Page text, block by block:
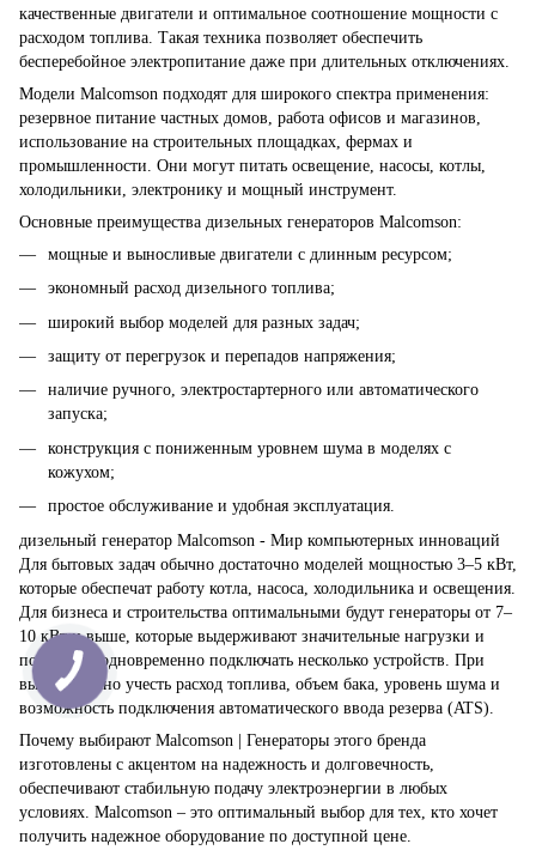
качественные двигатели и оптимальное соотношение мощности с
расходом топлива. Такая техника позволяет обеспечить
бесперебойное электропитание даже при длительных отключениях.
Модели Malcomson подходят для широкого спектра применения:
резервное питание частных домов, работа офисов и магазинов,
использование на строительных площадках, фермах и
промышленности. Они могут питать освещение, насосы, котлы,
холодильники, электронику и мощный инструмент.
Основные преимущества дизельных генераторов Malcomson:
мощные и выносливые двигатели с длинным ресурсом;
экономный расход дизельного топлива;
широкий выбор моделей для разных задач;
защиту от перегрузок и перепадов напряжения;
наличие ручного, электростартерного или автоматического
запуска;
конструкция с пониженным уровнем шума в моделях с
кожухом;
простое обслуживание и удобная эксплуатация.
дизельный генератор Malcomson - Мир компьютерных инноваций
Для бытовых задач обычно достаточно моделей мощностью 3–5 кВт,
которые обеспечат работу котла, насоса, холодильника и освещения.
Для бизнеса и строительства оптимальными будут генераторы от 7–
10 кВт и выше, которые выдерживают значительные нагрузки и
позволяют одновременно подключать несколько устройств. При
выборе важно учесть расход топлива, объем бака, уровень шума и
возможность подключения автоматического ввода резерва (ATS).
Почему выбирают Malcomson | Генераторы этого бренда
изготовлены с акцентом на надежность и долговечность,
обеспечивают стабильную подачу электроэнергии в любых
условиях. Malcomson – это оптимальный выбор для тех, кто хочет
получить надежное оборудование по доступной цене.